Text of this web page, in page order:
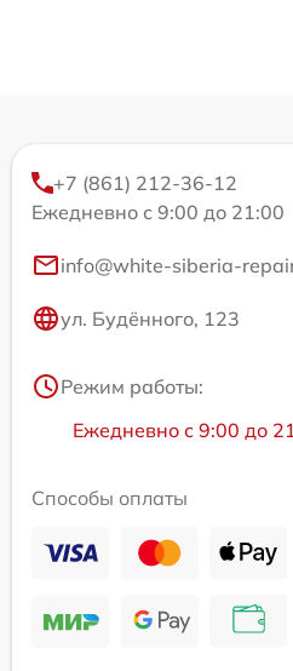
+7 (861) 212-36-12
Ежедневно с 9:00 до 21:00
info@white-siberia-
ул. Будённого, 123
Режим работы:
Ежедневно с 9:00 до
Способы оплаты